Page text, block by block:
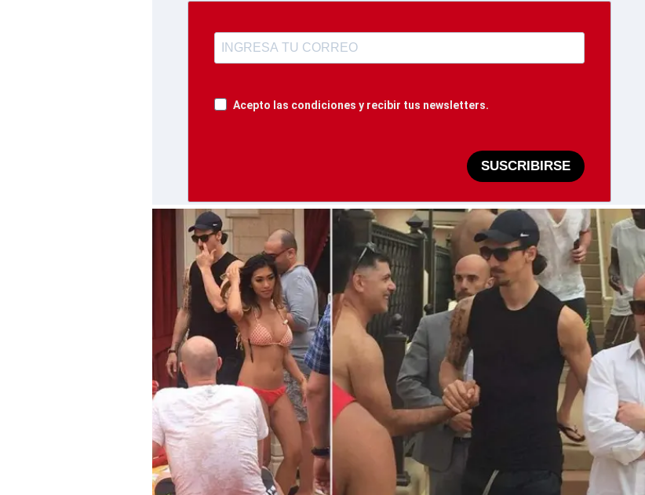
Acepto las condiciones y recibir tus newsletters.
SUSCRIBIRSE